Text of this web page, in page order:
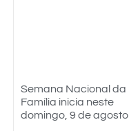
Semana Nacional da
Família inicia neste
domingo, 9 de agosto